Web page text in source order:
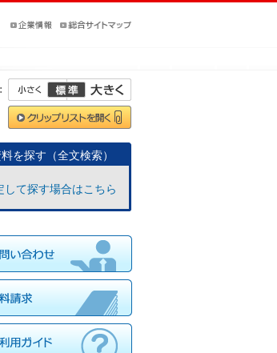
を探す（全文検索）
して探す場合はこちら